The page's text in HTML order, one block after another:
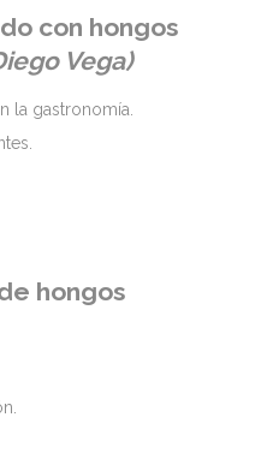
con hongos
Vega)
la gastronomía.
hongos